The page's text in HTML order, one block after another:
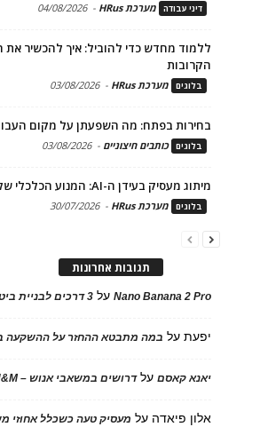
דיני עבודה מערכת HRus -
04/08/2026
ללמוד מחדש כדי להוביל: איך להכשיר
הקרובות
בלוגים מערכת HRus -
03/08/2026
בחירות בפתח: מה השפעתן על מקום
בלוגים כותבים חיצוניים -
03/08/2026
מיתוג מעסיק בעידן ה-AI: המנוע הכלכלי של גיוס ושימור טלנטים
בלוגים מערכת HRus -
30/07/2026
תגובות אחרונות
Nano Banana 2 Proעל 3 דרכים לבניית ביטחון עצמי של עובדים
יפעתעל במה מתבטא ההחזר על ההשקעה
יאנא קאסםעלדרושים במשאבי אנוש – H&M
אלון פיאדה על מעסיק טעה כשכלל אחוזי